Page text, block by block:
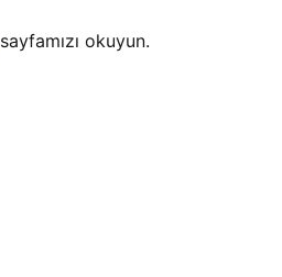
sayfamızı okuyun.